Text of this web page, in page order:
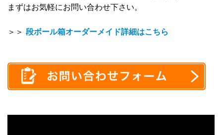
まずはお気軽にお問い合わせ下さい。
＞＞ 段ボール箱オーダーメイド詳細はこちら